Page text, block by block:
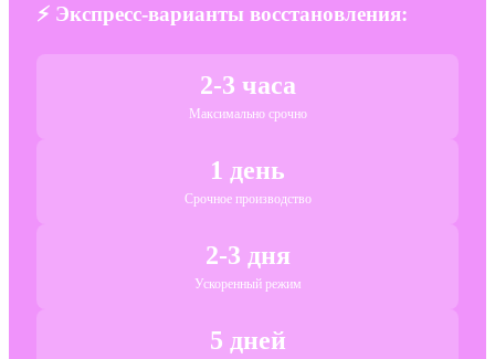
⚡ Экспресс-варианты восстановления:
2-3 часа
Максимально срочно
1 день
Срочное производство
2-3 дня
Ускоренный режим
5 дней